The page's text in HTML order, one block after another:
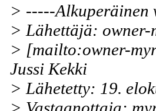
> -----Alkuperäinen
> Lähettäjä:
> [mailto:owner-
Jussi Kekki
> Lähetetty: 19.